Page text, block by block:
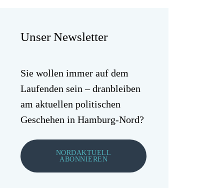
Unser Newsletter
Sie wollen immer auf dem
Laufenden sein – dranbleiben
am aktuellen politischen
Geschehen in Hamburg-Nord?
NORDAKTUELL
ABONNIEREN